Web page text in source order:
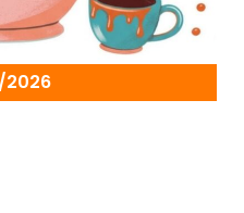
2026